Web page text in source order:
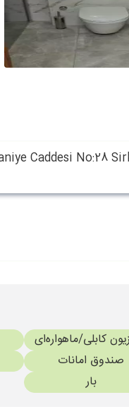
Caddesi No:28
کابلی/ماهواره‌ای
صندوق امانات
بار